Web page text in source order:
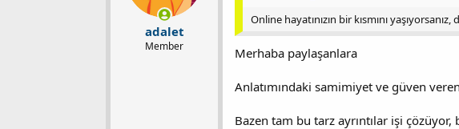
adalet
Member
Online hayatınızın bir kısmını
Merhaba paylaşanlara
Anlatımındaki samimiyet ve güven
Bazen tam bu tarz ayrıntılar işi çözüyor,